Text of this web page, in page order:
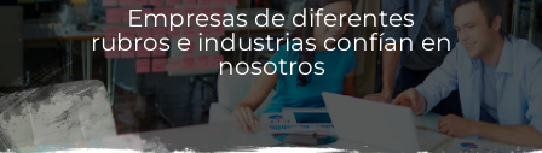
Empresas de diferentes
rubros e industrias confían en
nosotros